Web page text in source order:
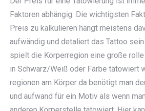
Faktoren abhängig. Die wichtigsten
Preis zu kalkulieren hängt meistens
aufwändig und detaliert das Tattoo
spielt die Körperregion eine große
in Schwarz/Weiß oder Farbe tätowiert
regionen am Körper da benötigt man
und aufwand für ein Motiv als wenn